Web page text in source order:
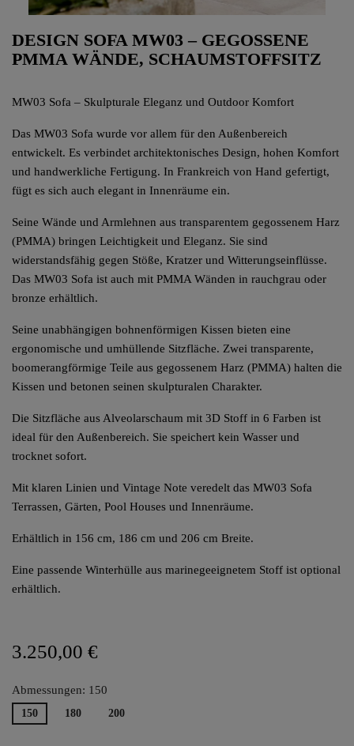
DESIGN SOFA MW03 – GEGOSSENE
PMMA WÄNDE, SCHAUMSTOFFSITZ
MW03 Sofa – Skulpturale Eleganz und Outdoor Komfort
Das MW03 Sofa wurde vor allem für den Außenbereich
entwickelt. Es verbindet architektonisches Design, hohen Komfort
und handwerkliche Fertigung. In Frankreich von Hand gefertigt,
fügt es sich auch elegant in Innenräume ein.
Seine Wände und Armlehnen aus transparentem gegossenem Harz
(PMMA) bringen Leichtigkeit und Eleganz. Sie sind
widerstandsfähig gegen Stöße, Kratzer und Witterungseinflüsse.
Das MW03 Sofa ist auch mit PMMA Wänden in rauchgrau oder
bronze erhältlich.
Seine unabhängigen bohnenförmigen Kissen bieten eine
ergonomische und umhüllende Sitzfläche. Zwei transparente,
boomerangförmige Teile aus gegossenem Harz (PMMA) halten die
Kissen und betonen seinen skulpturalen Charakter.
Die Sitzfläche aus Alveolarschaum mit 3D Stoff in 6 Farben ist
ideal für den Außenbereich. Sie speichert kein Wasser und
trocknet sofort.
Mit klaren Linien und Vintage Note veredelt das MW03 Sofa
Terrassen, Gärten, Pool Houses und Innenräume.
Erhältlich in 156 cm, 186 cm und 206 cm Breite.
Eine passende Winterhülle aus marinegeeignetem Stoff ist optional
erhältlich.
3.250,00 €
Abmessungen: 150
150 180 200